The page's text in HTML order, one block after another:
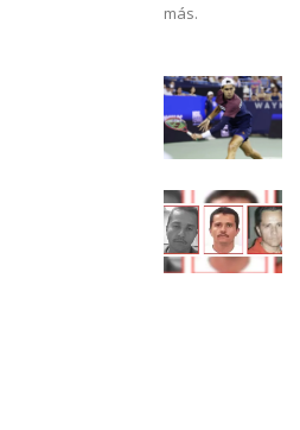
más.